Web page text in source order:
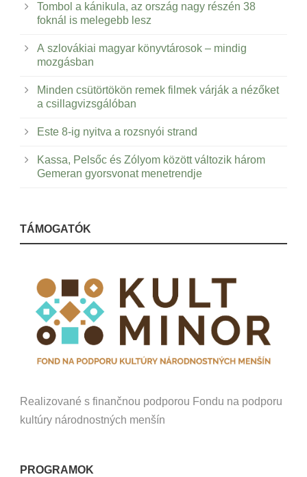
Tombol a kánikula, az ország nagy részén 38
foknál is melegebb lesz
A szlovákiai magyar könyvtárosok – mindig
mozgásban
Minden csütörtökön remek filmek várják a nézőket
a csillagvizsgálóban
Este 8-ig nyitva a rozsnyói strand
Kassa, Pelsőc és Zólyom között változik három
Gemeran gyorsvonat menetrendje
TÁMOGATÓK
Realizované s finančnou podporou Fondu na podporu
kultúry národnostných menšín
PROGRAMOK